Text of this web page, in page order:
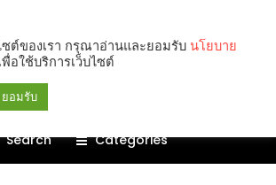
Search Categories
ซต์ของเรา กรุณาอ่านและยอมรับ นโยบาย
พื่อใช้บริการเว็บไซต์
ยอมรับ